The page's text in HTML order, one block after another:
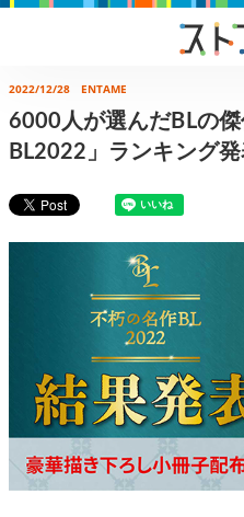
2022/12/28 ENTAME
6000人が選んだBLの
BL2022」ランキング